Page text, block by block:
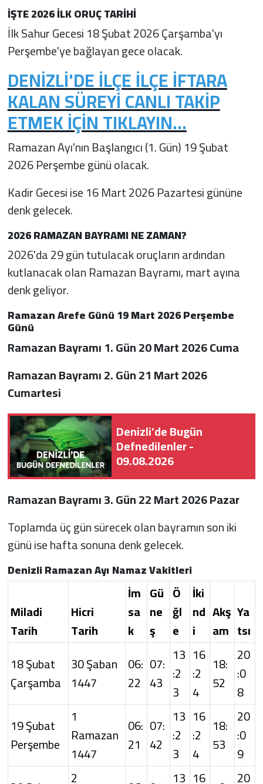
İŞTE 2026 İLK ORUÇ TARİHİ
İlk Sahur Gecesi 18 Şubat 2026 Çarşamba'yı
Perşembe'ye bağlayan gece olacak.
DENİZLİ'DE İLÇE İLÇE İFTARA
KALAN SÜREYİ CANLI TAKİP
ETMEK İÇİN TIKLAYIN...
Ramazan Ayı'nın Başlangıcı (1. Gün) 19 Şubat
2026 Perşembe günü olacak.
Kadir Gecesi ise 16 Mart 2026 Pazartesi gününe
denk gelecek.
2026 RAMAZAN BAYRAMI NE ZAMAN?
2026'da 29 gün tutulacak oruçların ardından
kutlanacak olan Ramazan Bayramı, mart ayına
denk geliyor.
Ramazan Arefe Günü 19 Mart 2026 Perşembe
Günü
Ramazan Bayramı 1. Gün 20 Mart 2026 Cuma
Ramazan Bayramı 2. Gün 21 Mart 2026
Cumartesi
Denizli'de Bugün
Defnedilenler -
09.08.2026
Ramazan Bayramı 3. Gün 22 Mart 2026 Pazar
Toplamda üç gün sürecek olan bayramın son iki
günü ise hafta sonuna denk gelecek.
Denizli Ramazan Ayı Namaz Vakitleri
Miladi
Tarih
Hicri
Tarih
İm
sa
k
Gü
ne
ş
Ö
ğl
e
İki
nd
i
Akş
am
Ya
tsı
18 Şubat
Çarşamba
30 Şaban
1447
06:
22
07:
43
13
:2
3
16
:2
4
18:
52
20
:0
8
19 Şubat
Perşembe
1
Ramazan
1447
06:
21
07:
42
13
:2
3
16
:2
4
18:
53
20
:0
9
2 13 16 20